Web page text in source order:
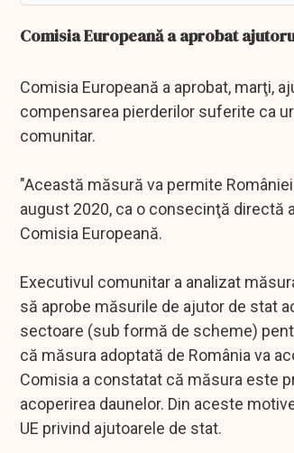
Comisia Europeană a aprobat
Comisia Europeană a aprobat, marţi,
compensarea pierderilor suferite ca
comunitar.
"Această măsură va permite
august 2020, ca o consecinţă directă
Comisia Europeană.
Executivul comunitar a analizat
să aprobe măsurile de ajutor de stat
sectoare (sub formă de scheme)
că măsura adoptată de România va
Comisia a constatat că măsura este
acoperirea daunelor. Din aceste
UE privind ajutoarele de stat.